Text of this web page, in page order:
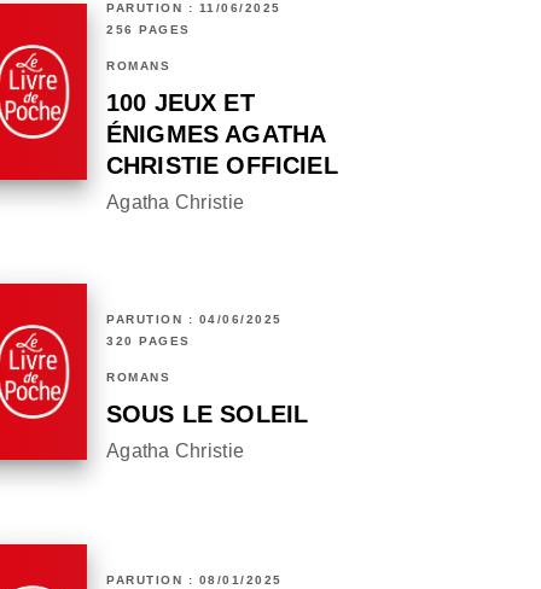
PARUTION : 11/06/2025
256 PAGES
ROMANS
100 JEUX ET
ÉNIGMES AGATHA
CHRISTIE OFFICIEL
Agatha Christie
PARUTION : 04/06/2025
320 PAGES
ROMANS
SOUS LE SOLEIL
Agatha Christie
PARUTION : 08/01/2025